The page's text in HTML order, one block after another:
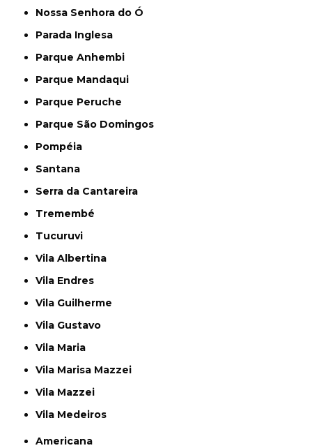
Nossa Senhora do Ó
Parada Inglesa
Parque Anhembi
Parque Mandaqui
Parque Peruche
Parque São Domingos
Pompéia
Santana
Serra da Cantareira
Tremembé
Tucuruvi
Vila Albertina
Vila Endres
Vila Guilherme
Vila Gustavo
Vila Maria
Vila Marisa Mazzei
Vila Mazzei
Vila Medeiros
Americana